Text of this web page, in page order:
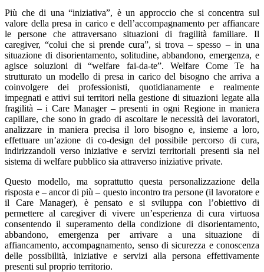
Più che di una “iniziativa”, è un approccio che si concentra sul
valore della presa in carico e dell’accompagnamento per affiancare
le persone che attraversano situazioni di fragilità familiare. Il
caregiver, “colui che si prende cura”, si trova – spesso – in una
situazione di disorientamento, solitudine, abbandono, emergenza, e
agisce soluzioni di “welfare fai-da-te”. Welfare Come Te ha
strutturato un modello di presa in carico del bisogno che arriva a
coinvolgere dei professionisti, quotidianamente e realmente
impegnati e attivi sui territori nella gestione di situazioni legate alla
fragilità – i Care Manager – presenti in ogni Regione in maniera
capillare, che sono in grado di ascoltare le necessità dei lavoratori,
analizzare in maniera precisa il loro bisogno e, insieme a loro,
effettuare un’azione di co-design del possibile percorso di cura,
indirizzandoli verso iniziative e servizi territoriali presenti sia nel
sistema di welfare pubblico sia attraverso iniziative private.
Questo modello, ma soprattutto questa personalizzazione della
risposta e – ancor di più – questo incontro tra persone (il lavoratore e
il Care Manager), è pensato e si sviluppa con l’obiettivo di
permettere al caregiver di vivere un’esperienza di cura virtuosa
consentendo il superamento della condizione di disorientamento,
abbandono, emergenza per arrivare a una situazione di
affiancamento, accompagnamento, senso di sicurezza e conoscenza
delle possibilità, iniziative e servizi alla persona effettivamente
presenti sul proprio territorio.